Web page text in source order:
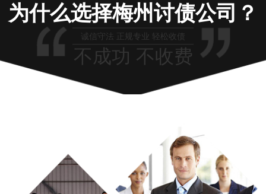
为什么选择梅州讨债公司？
诚信守法 正规专业 轻松收债
不成功 不收费